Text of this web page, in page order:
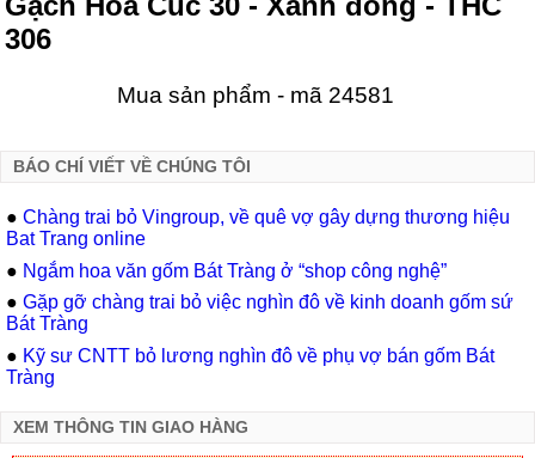
306
Mua sản phẩm - mã 24581
BÁO CHÍ VIẾT VỀ CHÚNG TÔI
● Chàng trai bỏ Vingroup, về quê vợ gây dựng thương hiệu
Bat Trang online
● Ngắm hoa văn gốm Bát Tràng ở “shop công nghệ”
● Gặp gỡ chàng trai bỏ việc nghìn đô về kinh doanh gốm sứ
Bát Tràng
● Kỹ sư CNTT bỏ lương nghìn đô về phụ vợ bán gốm Bát
Tràng
XEM THÔNG TIN GIAO HÀNG